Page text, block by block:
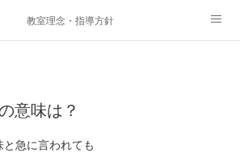
教室理念・指導方針
し込み
アクセス 演奏スケジュール
意味は？
急に言われても